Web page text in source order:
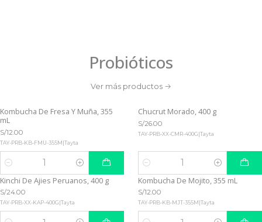
Probióticos
Ver más productos
Kombucha De Fresa Y Muña, 355
mL
S/12.00
TAY-PRB-KB-FMU-355M|Tayta
Cantidad
Chucrut Morado, 400 g
S/26.00
TAY-PRB-XX-CMR-400G|Tayta
Cantidad
Kinchi De Ajies Peruanos, 400 g
S/24.00
TAY-PRB-XX-KAP-400G|Tayta
Kombucha De Mojito, 355 mL
S/12.00
TAY-PRB-KB-MJT-355M|Tayta